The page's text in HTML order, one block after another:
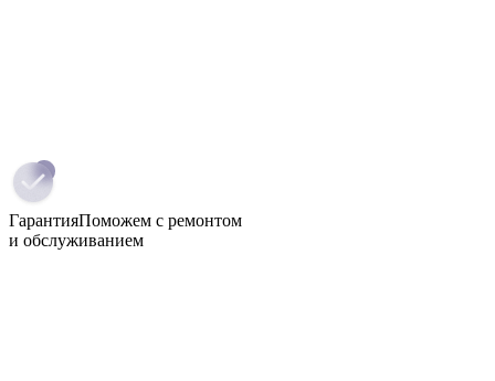
ГарантияПоможем с ремонтом
и обслуживанием